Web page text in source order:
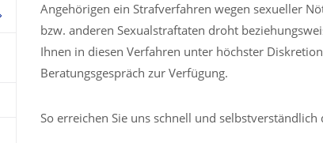
Angehörigen ein Strafverfahren wegen sexueller
bzw. anderen Sexualstraftaten droht
Ihnen in diesen Verfahren unter höchster
Beratungsgespräch zur Verfügung.
So erreichen Sie uns schnell und selbstverständlich